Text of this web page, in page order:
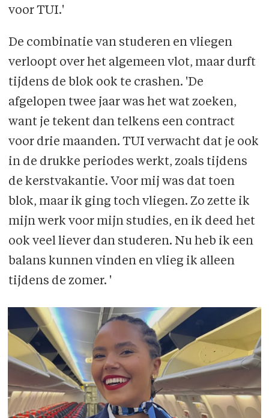
voor TUI.'
De combinatie van studeren en vliegen
verloopt over het algemeen vlot, maar durft
tijdens de blok ook te crashen. 'De
afgelopen twee jaar was het wat zoeken,
want je tekent dan telkens een contract
voor drie maanden. TUI verwacht dat je ook
in de drukke periodes werkt, zoals tijdens
de kerstvakantie. Voor mij was dat toen
blok, maar ik ging toch vliegen. Zo zette ik
mijn werk voor mijn studies, en ik deed het
ook veel liever dan studeren. Nu heb ik een
balans kunnen vinden en vlieg ik alleen
tijdens de zomer. '